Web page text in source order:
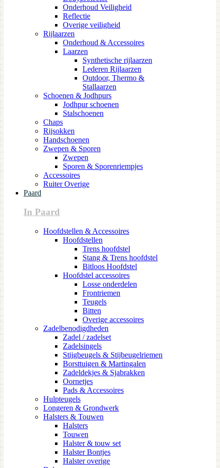
Onderhoud Veiligheid
Reflectie
Overige veiligheid
Rijlaarzen
Onderhoud & Accessoires
Laarzen
Synthetische rijlaarzen
Lederen Rijlaarzen
Outdoor, Thermo &
Stallaarzen
Schoenen & Jodhpurs
Jodhpur schoenen
Stalschoenen
Chaps
Rijsokken
Handschoenen
Zwepen & Sporen
Zwepen
Sporen & Sporenriempjes
Accessoires
Ruiter Overige
Paard
In Paard
Hoofdstellen & Accessoires
Hoofdstellen
Trens hoofdstel
Stang & Trens hoofdstel
Bitloos Hoofdstel
Hoofdstel accessoires
Losse onderdelen
Frontriemen
Teugels
Bitten
Overige accessoires
Zadelbenodigdheden
Zadel / zadelset
Zadelsingels
Stijgbeugels & Stijbeugelriemen
Borsttuigen & Martingalen
Zadeldekjes & Sjabrakken
Oornetjes
Pads & Accessoires
Hulpteugels
Longeren & Grondwerk
Halsters & Touwen
Halsters
Touwen
Halster & touw set
Halster Bontjes
Halster overige